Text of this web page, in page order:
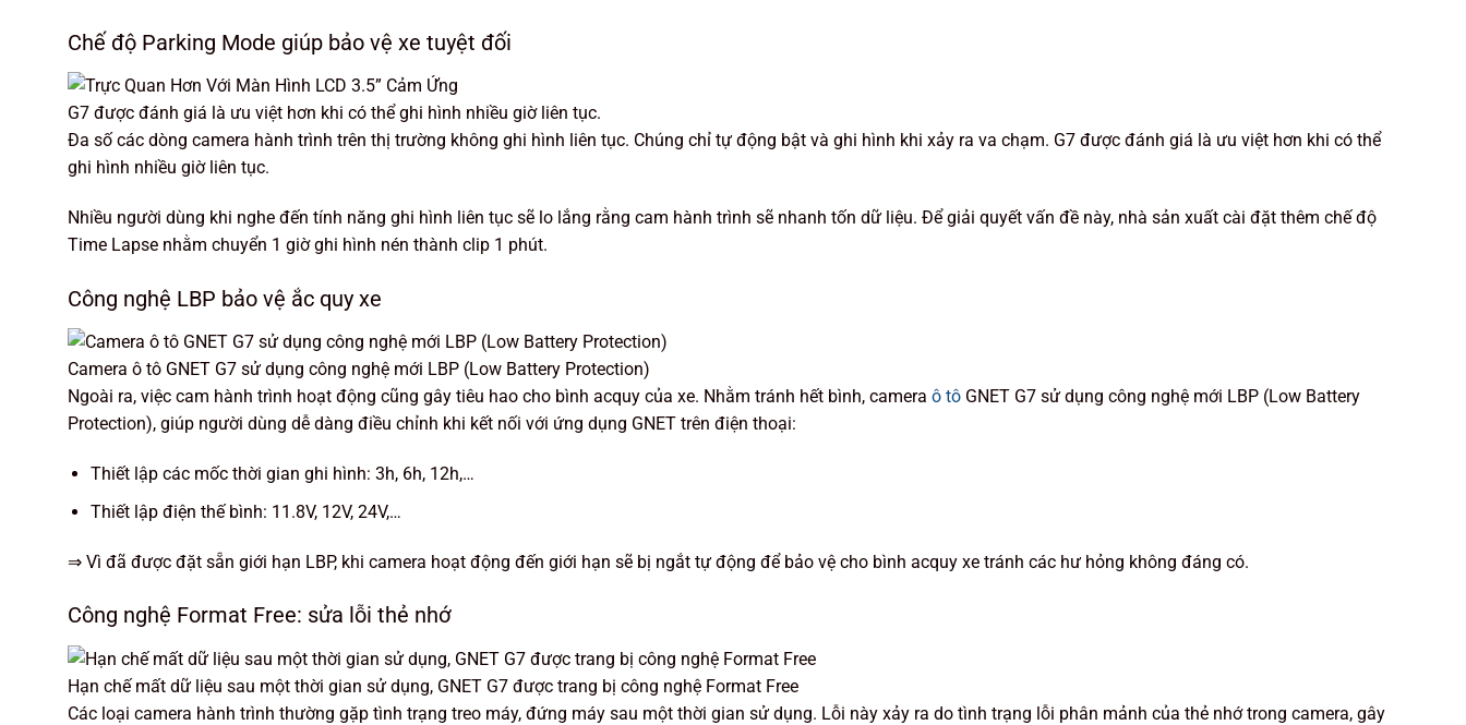
Chế độ Parking Mode giúp bảo vệ xe tuyệt đối
G7 được đánh giá là ưu việt hơn khi có thể ghi hình nhiều giờ liên tục.
Đa số các dòng camera hành trình trên thị trường không ghi hình liên tục. Chúng chỉ tự động bật và ghi hình khi xảy ra va chạm. G7 được đánh giá là ưu việt hơn khi có thể
ghi hình nhiều giờ liên tục.
Nhiều người dùng khi nghe đến tính năng ghi hình liên tục sẽ lo lắng rằng cam hành trình sẽ nhanh tốn dữ liệu. Để giải quyết vấn đề này, nhà sản xuất cài đặt thêm chế độ
Time Lapse nhằm chuyển 1 giờ ghi hình nén thành clip 1 phút.
Công nghệ LBP bảo vệ ắc quy xe
Camera ô tô GNET G7 sử dụng công nghệ mới LBP (Low Battery Protection)
Ngoài ra, việc cam hành trình hoạt động cũng gây tiêu hao cho bình acquy của xe. Nhằm tránh hết bình, camera ô tô GNET G7 sử dụng công nghệ mới LBP (Low Battery
Protection), giúp người dùng dễ dàng điều chỉnh khi kết nối với ứng dụng GNET trên điện thoại:
Thiết lập các mốc thời gian ghi hình: 3h, 6h, 12h,…
Thiết lập điện thế bình: 11.8V, 12V, 24V,…
⇒ Vì đã được đặt sẵn giới hạn LBP, khi camera hoạt động đến giới hạn sẽ bị ngắt tự động để bảo vệ cho bình acquy xe tránh các hư hỏng không đáng có.
Công nghệ Format Free: sửa lỗi thẻ nhớ
Hạn chế mất dữ liệu sau một thời gian sử dụng, GNET G7 được trang bị công nghệ Format Free
Các loại camera hành trình thường gặp tình trạng treo máy, đứng máy sau một thời gian sử dụng. Lỗi này xảy ra do tình trạng lỗi phân mảnh của thẻ nhớ trong camera, gây